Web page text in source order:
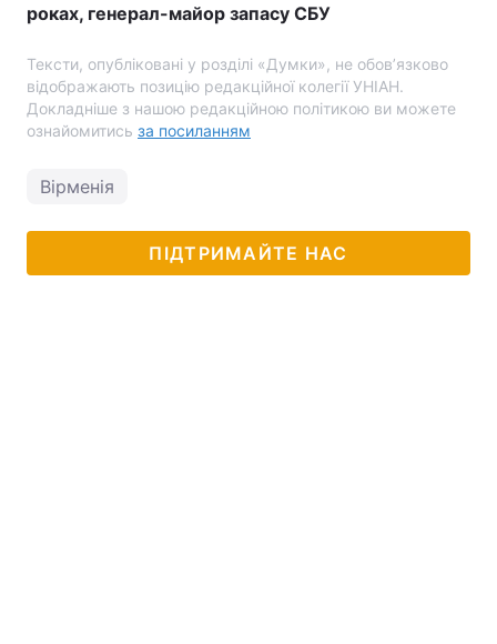
роках, генерал-майор запасу СБУ
Тексти, опубліковані у розділі «Думки», не обов’язково
відображають позицію редакційної колегії УНІАН.
Докладніше з нашою редакційною політикою ви можете
ознайомитись за посиланням
Вірменія
ПІДТРИМАЙТЕ НАС